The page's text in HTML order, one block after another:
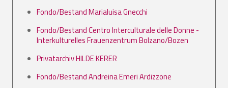
Fondo/Bestand Marialuisa Gnecchi
Fondo/Bestand Centro Interculturale delle Donne -
Interkulturelles Frauenzentrum Bolzano/Bozen
Privatarchiv HILDE KERER
Fondo/Bestand Andreina Emeri Ardizzone